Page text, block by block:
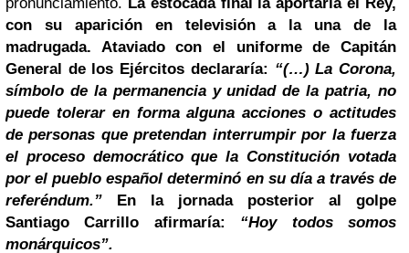
pronunciamiento. La estocada final la aportaría el Rey,
con su aparición en televisión a la una de la
madrugada. Ataviado con el uniforme de Capitán
General de los Ejércitos declararía: “(…) La Corona,
símbolo de la permanencia y unidad de la patria, no
puede tolerar en forma alguna acciones o actitudes
de personas que pretendan interrumpir por la fuerza
el proceso democrático que la Constitución votada
por el pueblo español determinó en su día a través de
referéndum.” En la jornada posterior al golpe
Santiago Carrillo afirmaría: “Hoy todos somos
monárquicos”.